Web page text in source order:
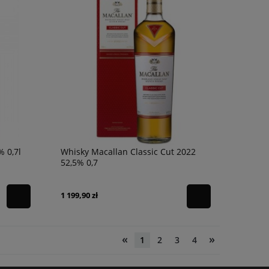
0,7l
Whisky Macallan Classic Cut 2022
52,5% 0,7
1 199,90 zł
« 1 2 3 4 »